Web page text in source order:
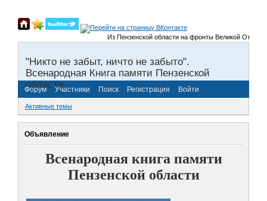
Из Пензенской области на фронты Великой
"Никто не забыт, ничто не забыто".
Всенародная Книга памяти Пензенской
области.
Форум Участники Поиск Регистрация Войти
Активные темы
Объявление
Всенародная книга памяти
Пензенской области